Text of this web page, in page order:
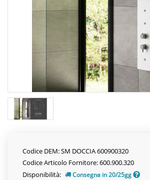
Codice DEM: SM DOCCIA 600900320
Codice Articolo Fornitore: 600.900.320
Disponibilità:
Consegna in 20/25gg